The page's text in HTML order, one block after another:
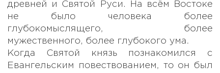
древней и Святой Руси. На всём Востоке
не было человека более
глубокомыслящего, более
мужественного, более глубокого ума.
Когда Святой князь познакомился с
Евангельским повествованием, то он был